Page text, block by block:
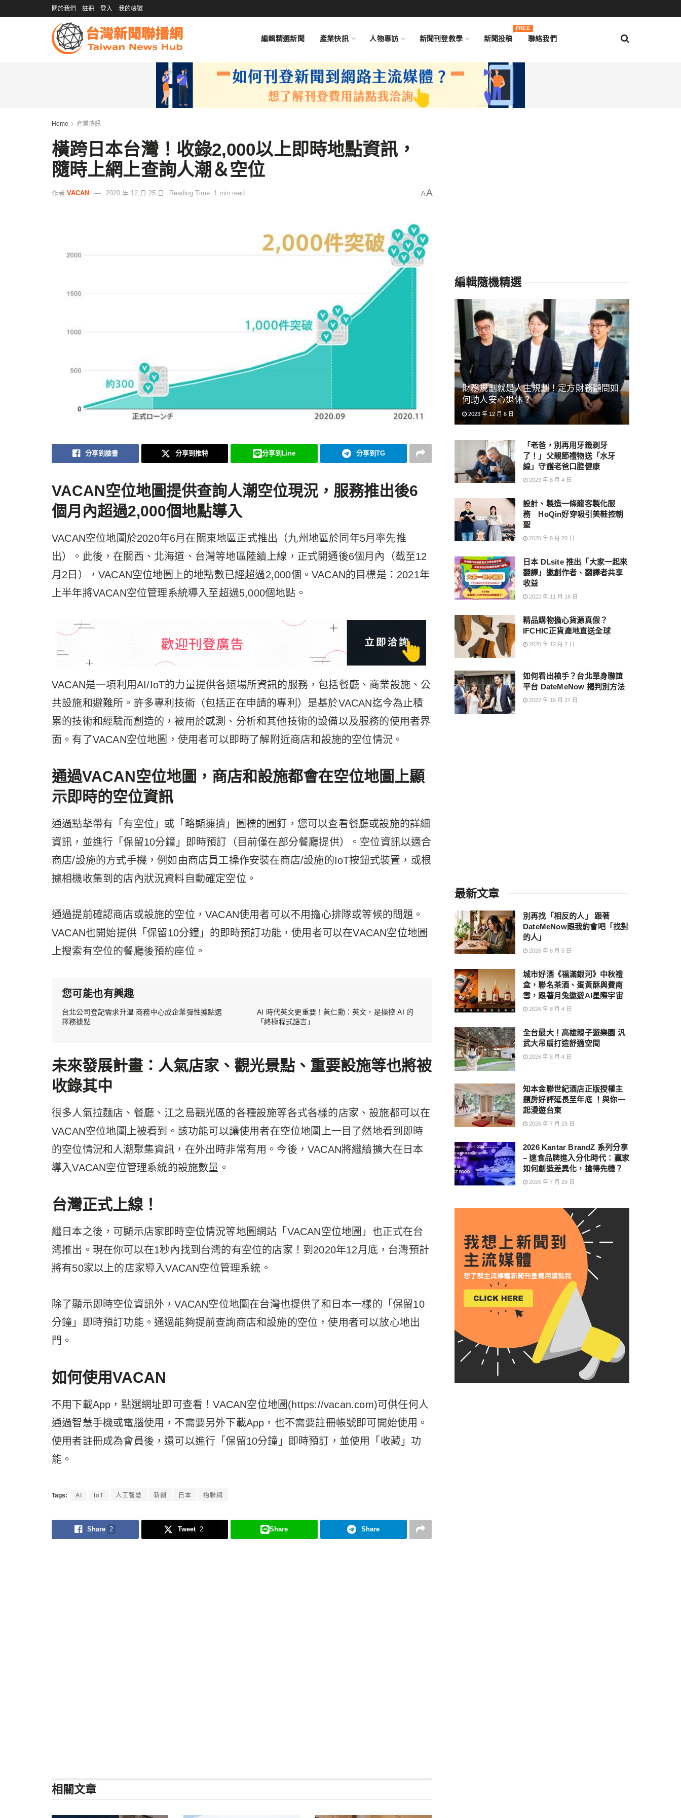
關於我們 註冊 登入 我的帳號
編輯精選新聞 產業快訊 人物專訪 新聞刊登教學 新聞投稿
FREE
聯絡我們
Home 產業快訊
橫跨日本台灣！收錄2,000以上即時地點資訊，
隨時上網上查詢人潮＆空位
作者 VACAN 2020 年 12 月 25 日 Reading Time: 1 min read AA
分享到臉書 分享到推特 分享到Line 分享到TG
VACAN空位地圖提供查詢人潮空位現況，服務推出後6
個月內超過2,000個地點導入
VACAN空位地圖於2020年6月在關東地區正式推出（九州地區於同年5月率先推
出）。此後，在關西、北海道、台灣等地區陸續上線，正式開通後6個月內（截至12
月2日），VACAN空位地圖上的地點數已經超過2,000個。VACAN的目標是：2021年
上半年將VACAN空位管理系統導入至超過5,000個地點。
VACAN是一項利用AI/IoT的力量提供各類場所資訊的服務，包括餐廳、商業設施、公
共設施和避難所。許多專利技術（包括正在申請的專利）是基於VACAN迄今為止積
累的技術和經驗而創造的，被用於感測、分析和其他技術的設備以及服務的使用者界
面。有了VACAN空位地圖，使用者可以即時了解附近商店和設施的空位情況。
通過VACAN空位地圖，商店和設施都會在空位地圖上顯
示即時的空位資訊
通過點擊帶有「有空位」或「略顯擁擠」圖標的圖釘，您可以查看餐廳或設施的詳細
資訊，並進行「保留10分鐘」即時預訂（目前僅在部分餐廳提供）。空位資訊以適合
商店/設施的方式手機，例如由商店員工操作安裝在商店/設施的IoT按鈕式裝置，或根
據相機收集到的店內狀況資料自動確定空位。
通過提前確認商店或設施的空位，VACAN使用者可以不用擔心排隊或等候的問題。
VACAN也開始提供「保留10分鐘」的即時預訂功能，使用者可以在VACAN空位地圖
上搜索有空位的餐廳後預約座位。
您可能也有興趣
台北公司登記需求升溫 商務中心成企業彈性據點選
擇務據點
AI 時代英文更重要！黃仁勳：英文，是操控 AI 的
「終極程式語言」
未來發展計畫：人氣店家、觀光景點、重要設施等也將被
收錄其中
很多人氣拉麵店、餐廳、江之島觀光區的各種設施等各式各樣的店家、設施都可以在
VACAN空位地圖上被看到。該功能可以讓使用者在空位地圖上一目了然地看到即時
的空位情況和人潮聚集資訊，在外出時非常有用。今後，VACAN將繼續擴大在日本
導入VACAN空位管理系統的設施數量。
台灣正式上線！
繼日本之後，可顯示店家即時空位情況等地圖網站「VACAN空位地圖」也正式在台
灣推出。現在你可以在1秒內找到台灣的有空位的店家！到2020年12月底，台灣預計
將有50家以上的店家導入VACAN空位管理系統。
除了顯示即時空位資訊外，VACAN空位地圖在台灣也提供了和日本一樣的「保留10
分鐘」即時預訂功能。通過能夠提前查詢商店和設施的空位，使用者可以放心地出
門。
如何使用VACAN
不用下載App，點選網址即可查看！VACAN空位地圖(https://vacan.com)可供任何人
通過智慧手機或電腦使用，不需要另外下載App，也不需要註冊帳號即可開始使用。
使用者註冊成為會員後，還可以進行「保留10分鐘」即時預訂，並使用「收藏」功
能。
Tags: AI IoT 人工智慧 新創 日本 物聯網
Share 2 Tweet 2 Share Share
相關文章
編輯隨機精選
財務規劃就是人生規劃！定方財務顧問如
何助人安心退休？
2023 年 12 月 6 日
「老爸，別再用牙籤剃牙
了！」父親節禮物送「水牙
線」守護老爸口腔健康
2023 年 8 月 4 日
設計、製造一條龍客製化服
務 HoQin好穿吸引美鞋控朝
聖
2020 年 8 月 20 日
日本 DLsite 推出「大家一起來
翻譯」邀創作者、翻譯者共享
收益
2022 年 11 月 18 日
精品購物擔心貨源真假？
IFCHIC正貨產地直送全球
2020 年 12 月 2 日
如何看出槍手？台北單身聯誼
平台 DateMeNow 揭判別方法
2022 年 10 月 27 日
最新文章
別再找「相反的人」 跟著
DateMeNow跟我約會吧「找對
的人」
2026 年 8 月 5 日
城市好酒《福滿銀河》中秋禮
盒，聯名茶酒、蛋黃酥與費南
雪，跟著月兔遨遊AI星際宇宙
2026 年 8 月 4 日
全台最大！高雄親子遊樂園 汎
武大吊扇打造舒適空間
2026 年 8 月 4 日
知本金聯世紀酒店正版授權主
題房好評延長至年底 ！與你一
起漫遊台東
2026 年 7 月 29 日
2026 Kantar BrandZ 系列分享
– 速食品牌進入分化時代：贏家
如何創造差異化，搶得先機？
2026 年 7 月 29 日